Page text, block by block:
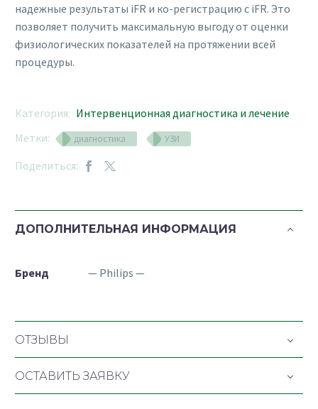
надежные результаты iFR и ко-регистрацию с iFR. Это
позволяет получить максимальную выгоду от оценки
физиологических показателей на протяжении всей
процедуры.
Категория: Интервенционная диагностика и лечение
Метки:
диагностика УЗИ
Поделиться:
ДОПОЛНИТЕЛЬНАЯ ИНФОРМАЦИЯ
Бренд — Philips —
ОТЗЫВЫ
ОСТАВИТЬ ЗАЯВКУ